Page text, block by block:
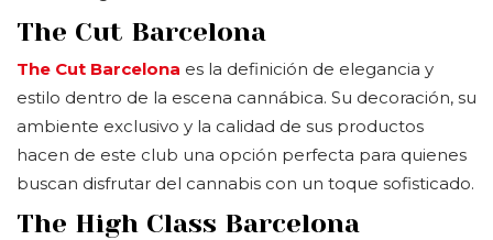
The Cut Barcelona
The Cut Barcelona es la definición de elegancia y
estilo dentro de la escena cannábica. Su decoración, su
ambiente exclusivo y la calidad de sus productos
hacen de este club una opción perfecta para quienes
buscan disfrutar del cannabis con un toque sofisticado.
The High Class Barcelona